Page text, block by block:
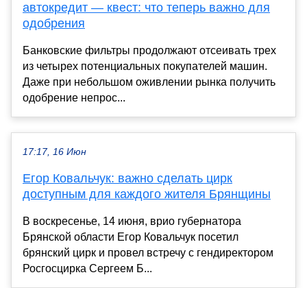
автокредит — квест: что теперь важно для
одобрения
Банковские фильтры продолжают отсеивать трех
из четырех потенциальных покупателей машин.
Даже при небольшом оживлении рынка получить
одобрение непрос...
17:17, 16 Июн
Егор Ковальчук: важно сделать цирк
доступным для каждого жителя Брянщины
В воскресенье, 14 июня, врио губернатора
Брянской области Егор Ковальчук посетил
брянский цирк и провел встречу с гендиректором
Росгосцирка Сергеем Б...